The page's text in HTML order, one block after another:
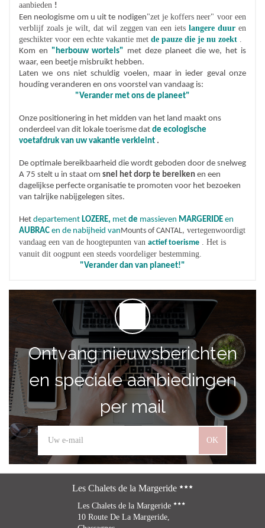
aanbieden !
Een neologisme om u uit te nodigen"zet je koffers neer" voor een
verblijf zoals je wilt, dat wil zeggen van een ietslangere duur en
geschikter voor een echte vakantie met de pauze die je nu zoekt .
Kom en "herbouw wortels" met deze planeet die we, het is
waar, een beetje misbruikt hebben.
Laten we ons niet schuldig voelen, maar in ieder geval onze
houding veranderen en ons voorstel van vandaag is:
"Verander met ons de planeet"
Onze positionering in het midden van het land maakt ons
onderdeel van dit lokale toerisme dat de ecologische
voetafdruk van uw vakantie verkleint .
De optimale bereikbaarheid die wordt geboden door de snelweg
A 75 stelt u in staat om snel het dorp te bereiken en een
dagelijkse perfecte organisatie te promoten voor het bezoeken
van talrijke nabijgelegen sites.
Het departement LOZERE, met de massieven MARGERIDE en
AUBRAC en de nabijheid vanMounts of CANTAL, vertegenwoordigt
vandaag een van de hoogtepunten van actief toerisme . Het is
vanuit dit oogpunt een steeds voordeliger bestemming.
"Verander dan van planeet!"
Ontvang nieuwsberichten
en speciale aanbiedingen
per mail
OK
Les Chalets de la Margeride
Les Chalets de la Margeride
10 Route De La Margeride,